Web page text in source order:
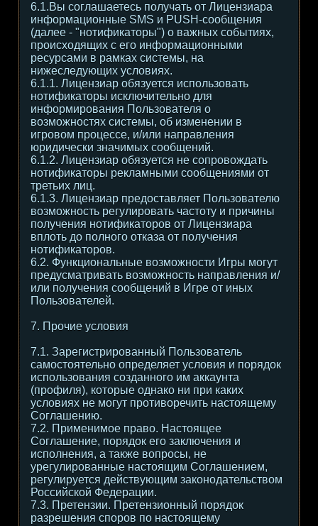
6.1.Вы соглашаетесь получать от Лицензиара
информационные SMS и PUSH-сообщения
(далее - "нотификаторы") о важных событиях,
происходящих с его информационными
ресурсами в рамках системы, на
нижеследующих условиях.
6.1.1. Лицензиар обязуется использовать
нотификаторы исключительно для
информирования Пользователя о
возможностях системы, об изменении в
игровом процессе, и/или направления
юридически значимых сообщений.
6.1.2. Лицензиар обязуется не сопровождать
нотификаторы рекламными сообщениями от
третьих лиц.
6.1.3. Лицензиар предоставляет Пользователю
возможность регулировать частоту и причины
получения нотификаторов от Лицензиара
вплоть до полного отказа от получения
нотификаторов.
6.2. Функциональные возможности Игры могут
предусматривать возможность направления и/
или получения сообщений в Игре от иных
Пользователей.
7. Прочие условия
7.1. Зарегистрированный Пользователь
самостоятельно определяет условия и порядок
использования созданного им аккаунта
(профиля), которые однако ни при каких
условиях не могут противоречить настоящему
Соглашению.
7.2. Применимое право. Настоящее
Соглашение, порядок его заключения и
исполнения, а также вопросы, не
урегулированные настоящим Соглашением,
регулируется действующим законодательством
Российской Федерации.
7.3. Претензии. Претензионный порядок
разрешения споров по настоящему